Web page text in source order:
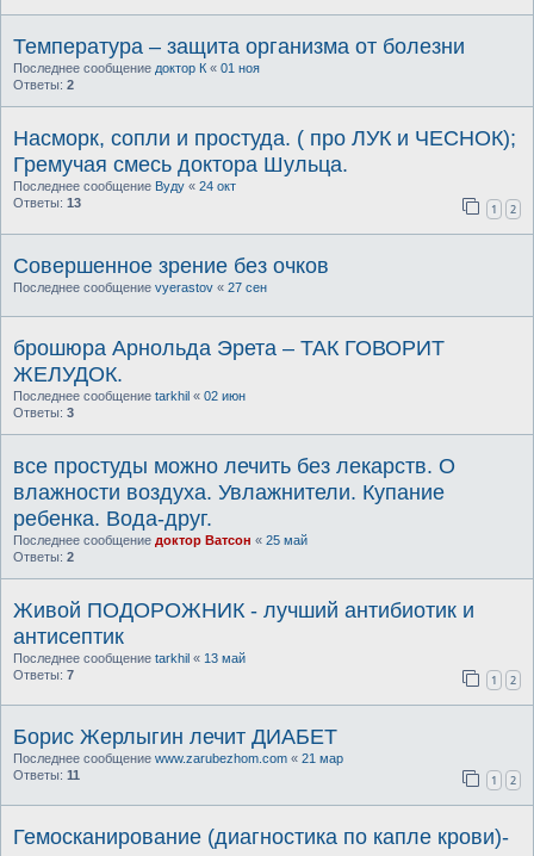
Температура – защита организма от болезни
Последнее сообщение доктор К « 01 ноя
Ответы: 2
Насморк, сопли и простуда. ( про ЛУК и ЧЕСНОК);
Гремучая смесь доктора Шульца.
Последнее сообщение Вуду « 24 окт
Ответы: 13 1 2
Совершенное зрение без очков
Последнее сообщение vyerastov « 27 сен
брошюра Арнольда Эрета – ТАК ГОВОРИТ
ЖЕЛУДОК.
Последнее сообщение tarkhil « 02 июн
Ответы: 3
все простуды можно лечить без лекарств. О
влажности воздуха. Увлажнители. Купание
ребенка. Вода-друг.
Последнее сообщение доктор Ватсон « 25 май
Ответы: 2
Живой ПОДОРОЖНИК - лучший антибиотик и
антисептик
Последнее сообщение tarkhil « 13 май
Ответы: 7 1 2
Борис Жерлыгин лечит ДИАБЕТ
Последнее сообщение www.zarubezhom.com « 21 мар
Ответы: 11 1 2
Гемосканирование (диагностика по капле крови)-